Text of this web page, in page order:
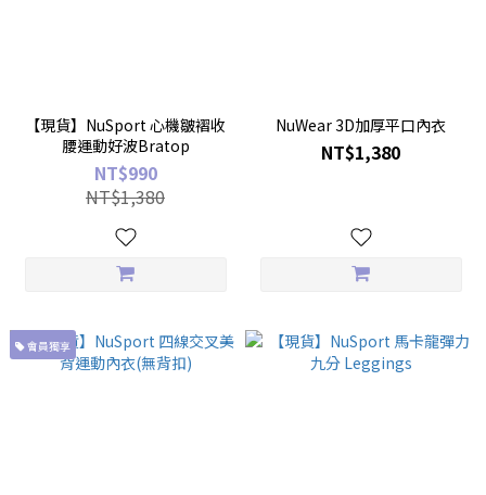
【現貨】NuSport 心機皺褶收
腰運動好波Bratop
NT$990
NT$1,380
NuWear 3D加厚平口內衣
NT$1,380
會員獨享